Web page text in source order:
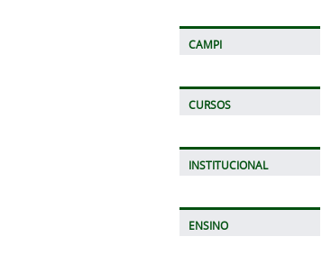
CAMPI
CURSOS
INSTITUCIONAL
ENSINO